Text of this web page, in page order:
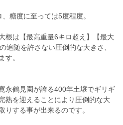
糖度に至っては5度程度。
根は【最高重量6キロ超え】【最大
追随を許さない圧倒的な大きさ、
す。
永鶴見園が誇る400年土壌でギリギ
熟を迎えることにより圧倒的な大
りする事が出来るのです。